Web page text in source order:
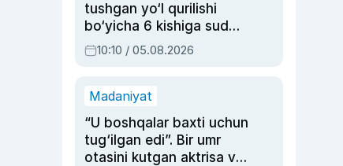
tushgan yo‘l qurilishi
bo‘yicha 6 kishiga sud
hukmi o‘qildi
10:10 / 05.08.2026
Madaniyat
“U boshqalar baxti uchun
tug‘ilgan edi”. Bir umr
otasini kutgan aktrisa va